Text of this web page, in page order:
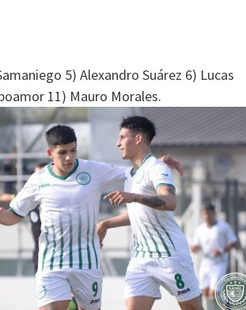
5) Alexandro Suárez 6) Lucas
11) Mauro Morales.